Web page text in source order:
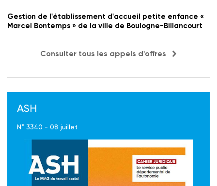
Gestion de l'établissement d'accueil petite enfance «
Marcel Bontemps » de la ville de Boulogne-Billancourt
Consulter tous les appels d'offres
ASH
N° 3340 - 08 juillet